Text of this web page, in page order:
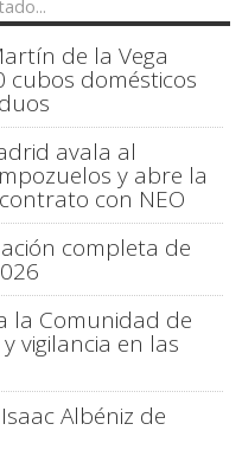
de la Vega
cubos domésticos
avala al
y abre la
con NEO
completa de
la Comunidad de
vigilancia en las
Albéniz de